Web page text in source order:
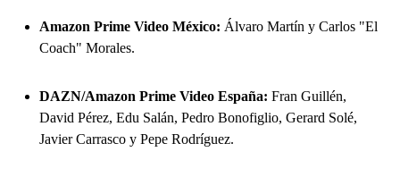
Amazon Prime Video México: Álvaro Martín y Carlos "El
Coach" Morales.
DAZN/Amazon Prime Video España: Fran Guillén,
David Pérez, Edu Salán, Pedro Bonofiglio, Gerard Solé,
Javier Carrasco y Pepe Rodríguez.